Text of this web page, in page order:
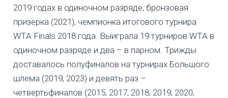
2019 годах в одиночном разряде, бронзовая
призерка (2021), чемпионка итогового турнира
WTA Finals 2018 года. Выиграла 19 турниров WTA в
одиночном разряде и два – в парном. Трижды
доставалось полуфиналов на турнирах Большого
шлема (2019, 2023) и девять раз –
четвертьфиналов (2015, 2017, 2018, 2019, 2020,